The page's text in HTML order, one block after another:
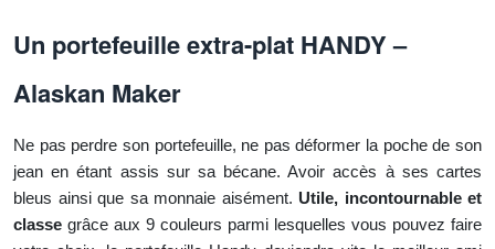
Un portefeuille extra-plat HANDY –
Alaskan Maker
Ne pas perdre son portefeuille, ne pas déformer la poche de son
jean en étant assis sur sa bécane. Avoir accès à ses cartes
bleus ainsi que sa monnaie aisément. Utile, incontournable et
classe grâce aux 9 couleurs parmi lesquelles vous pouvez faire